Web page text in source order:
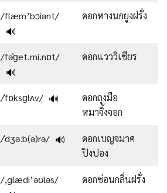
/flæm’bɔiənt/
🔊
ดอกหางนกยูงฝรั่ง
/fəˈɡet.mi.nɒt/
🔊
ดอกแวววิเชียร
/ˈfɒksɡlʌv/ 🔊
ดอกถุงมือ
หมาจิ้งจอก
/ˈdʒəːb(ə)rə/ 🔊
ดอกเบญจมาศ
ปิงปอง
/,glædi’əʊləs/
ดอกซ่อนกลิ่นฝรั่ง